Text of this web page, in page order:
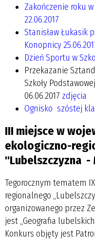
Zakończenie roku
22.06.2017
Stanisław Łukasik
Konopnicy
Dzień Sportu w
Przekazanie
Szkoły
06.06.2017 zdjęcia
Ognisko szóstej
III miejsce w
ekologiczno-
"Lubelszczyzna -
Tegorocznym tematem
regionalnego
organizowanego przez
jest „Geografia
Konkurs objęty jest